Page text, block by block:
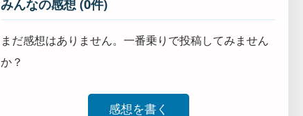
みんなの感想 (0件)
まだ感想はありません。一番乗りで投稿してみません
か？
感想を書く